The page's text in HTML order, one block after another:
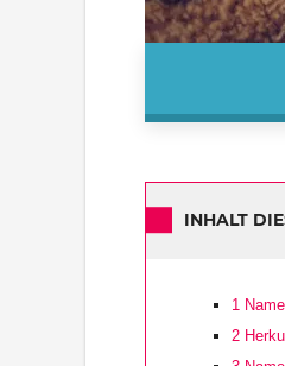
INHALT
1
2